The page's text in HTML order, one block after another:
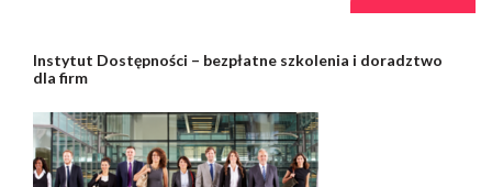
Instytut Dostępności – bezpłatne szkolenia i doradztwo
dla firm